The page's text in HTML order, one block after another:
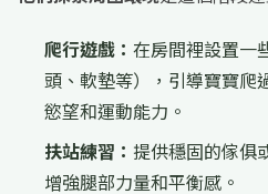
爬行遊戲： 在房間裡設置一
頭、軟墊等），引導寶寶爬
慾望和運動能力。
扶站練習： 提供穩固的傢俱
增強腿部力量和平衡感。